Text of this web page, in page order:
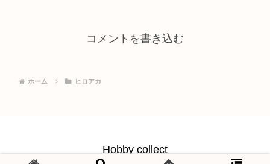
コメントを書き込む
ホーム ヒロアカ
Hobby collect